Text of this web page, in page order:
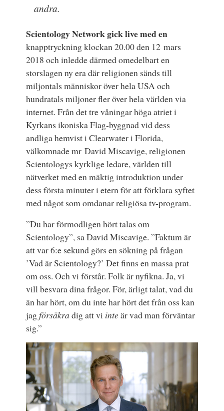
andra.
Scientology Network gick live med en
knapptryckning klockan 20.00 den 12 mars
2018 och inledde därmed omedelbart en
storslagen ny era där religionen sänds till
miljontals människor över hela USA och
hundratals miljoner fler över hela världen via
internet. Från det tre våningar höga atriet i
Kyrkans ikoniska Flag-byggnad vid dess
andliga hemvist i Clearwater i Florida,
välkomnade mr David Miscavige, religionen
Scientologys kyrklige ledare, världen till
nätverket med en mäktig introduktion under
dess första minuter i etern för att förklara syftet
med något som omdanar religiösa tv-program.
”Du har förmodligen hört talas om
Scientology”, sa David Miscavige. ”Faktum är
att var 6:e sekund görs en sökning på frågan
’Vad är Scientology?’ Det finns en massa prat
om oss. Och vi förstår. Folk är nyfikna. Ja, vi
vill besvara dina frågor. För, ärligt talat, vad du
än har hört, om du inte har hört det från oss kan
jagförsäkra dig att vi inteär vad man förväntar
sig.”